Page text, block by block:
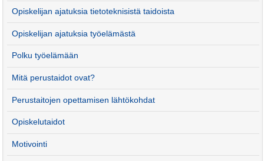
Opiskelijan ajatuksia tietoteknisistä taidoista
Opiskelijan ajatuksia työelämästä
Polku työelämään
Mitä perustaidot ovat?
Perustaitojen opettamisen lähtökohdat
Opiskelutaidot
Motivointi